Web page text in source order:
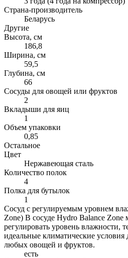
Страна-производитель
Беларусь
Другие
Высота, см
186,8
Ширина, см
59,5
Глубина, см
66
Сосуды для овощей или фруктов
2
Вкладыши для яиц
1
Объем упаковки
0,85
Остальное
Цвет
Нержавеющая сталь
Количество полок
4
Полка для бутылок
1
Сосуд с регулируемым уровнем
Zone) В сосуде Hydro Balance Zone
регулировать уровень влажности,
идеальные климатические условия
любых овощей и фруктов.
есть